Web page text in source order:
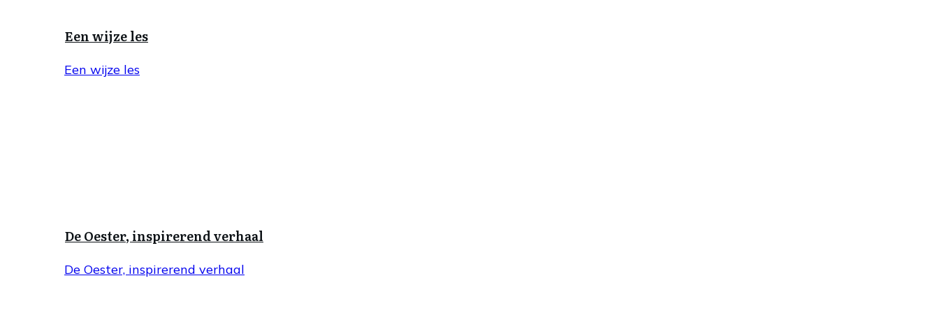
Een wijze les
Een wijze les
De Oester, inspirerend verhaal
De Oester, inspirerend verhaal